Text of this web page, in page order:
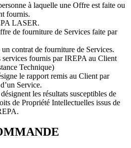
à laquelle une Offre est faite ou
fournis.
LASER.
de fourniture de Services faite par
un contrat de fourniture de Services.
services fournis par IREPA au Client
Technique)
le rapport remis au Client par
Service.
désignent les résultats susceptibles de
de Propriété Intellectuelles issus de